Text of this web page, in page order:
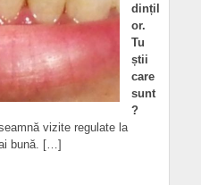
dințil
or.
Tu
știi
care
sunt
?
vizite regulate la
bună. […]